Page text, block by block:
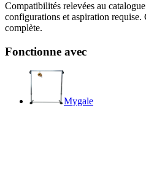
Compatibilités relevées au
configurations et aspiration requise.
complète.
Fonctionne avec
Mygale